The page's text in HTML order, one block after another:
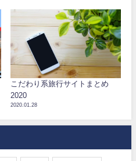
こだわり系旅行サイトまとめ
2020
2020.01.28